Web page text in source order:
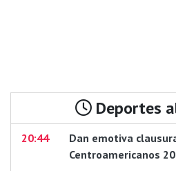
Deportes
20:44
Dan emotiva
Centroamericanos